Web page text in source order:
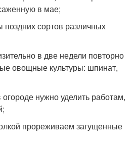
в мае;
сортов различных
в две недели повторно
овощные культуры: шпинат,
нужно уделить работам,
прореживаем загущенные